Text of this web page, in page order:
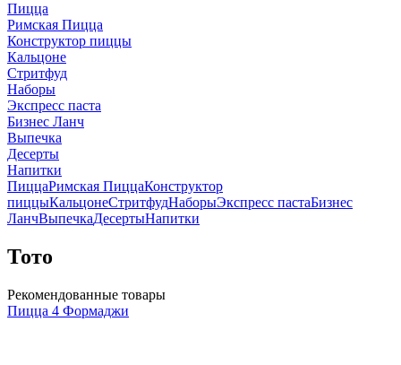
Пицца
Римская Пицца
Конструктор пиццы
Кальцоне
Стритфуд
Наборы
Экспресс паста
Бизнес Ланч
Выпечка
Десерты
Напитки
ПиццаРимская ПиццаКонструктор
пиццыКальцонеСтритфудНаборыЭкспресс пастаБизнес
ЛанчВыпечкаДесертыНапитки
Тото
Рекомендованные товары
Пицца 4 Формаджи